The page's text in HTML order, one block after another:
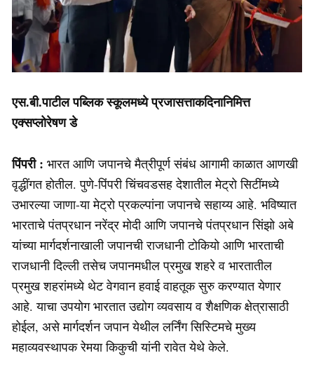
एस.बी.पाटील पब्लिक स्कूलमध्ये प्रजासत्ताकदिनानिमित्त
एक्सप्लोरेषण डे
पिंपरी : भारत आणि जपानचे मैत्रीपूर्ण संबंध आगामी काळात आणखी
वृद्धींगत होतील. पुणे-पिंपरी चिंचवडसह देशातील मेट्रो सिटींमध्ये
उभारल्या जाणा-या मेट्रो प्रकल्पांना जपानचे सहाय्य आहे. भविष्यात
भारताचे पंतप्रधान नरेंद्र मोदी आणि जपानचे पंतप्रधान सिंझो अबे
यांच्या मार्गदर्शनाखाली जपानची राजधानी टोकियो आणि भारताची
राजधानी दिल्ली तसेच जपानमधील प्रमुख शहरे व भारतातील
प्रमुख शहरांमध्ये थेट वेगवान हवाई वाहतूक सुरु करण्यात येणार
आहे. याचा उपयोग भारतात उद्योग व्यवसाय व शैक्षणिक क्षेत्रासाठी
होईल, असे मार्गदर्शन जपान येथील लर्निंग सिस्टिमचे मुख्य
महाव्यवस्थापक रेमया किकुची यांनी रावेत येथे केले.